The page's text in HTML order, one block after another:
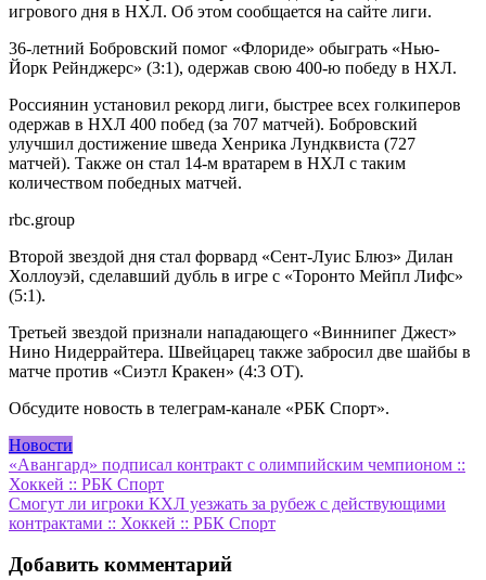
игрового дня в НХЛ. Об этом сообщается на сайте лиги.
36-летний Бобровский помог «Флориде» обыграть «Нью-
Йорк Рейнджерс» (3:1), одержав свою 400-ю победу в НХЛ.
Россиянин установил рекорд лиги, быстрее всех голкиперов
одержав в НХЛ 400 побед (за 707 матчей). Бобровский
улучшил достижение шведа Хенрика Лундквиста (727
матчей). Также он стал 14-м вратарем в НХЛ с таким
количеством победных матчей.
rbc.group
Второй звездой дня стал форвард «Сент-Луис Блюз» Дилан
Холлоуэй, сделавший дубль в игре с «Торонто Мейпл Лифс»
(5:1).
Третьей звездой признали нападающего «Виннипег Джест»
Нино Нидеррайтера. Швейцарец также забросил две шайбы в
матче против «Сиэтл Кракен» (4:3 ОТ).
Обсудите новость в телеграм-канале «РБК Спорт».
Новости
Навигация
по
записям
«Авангард» подписал контракт с олимпийским чемпионом ::
Хоккей :: РБК Спорт
Смогут ли игроки КХЛ уезжать за рубеж с действующими
контрактами :: Хоккей :: РБК Спорт
Добавить комментарий